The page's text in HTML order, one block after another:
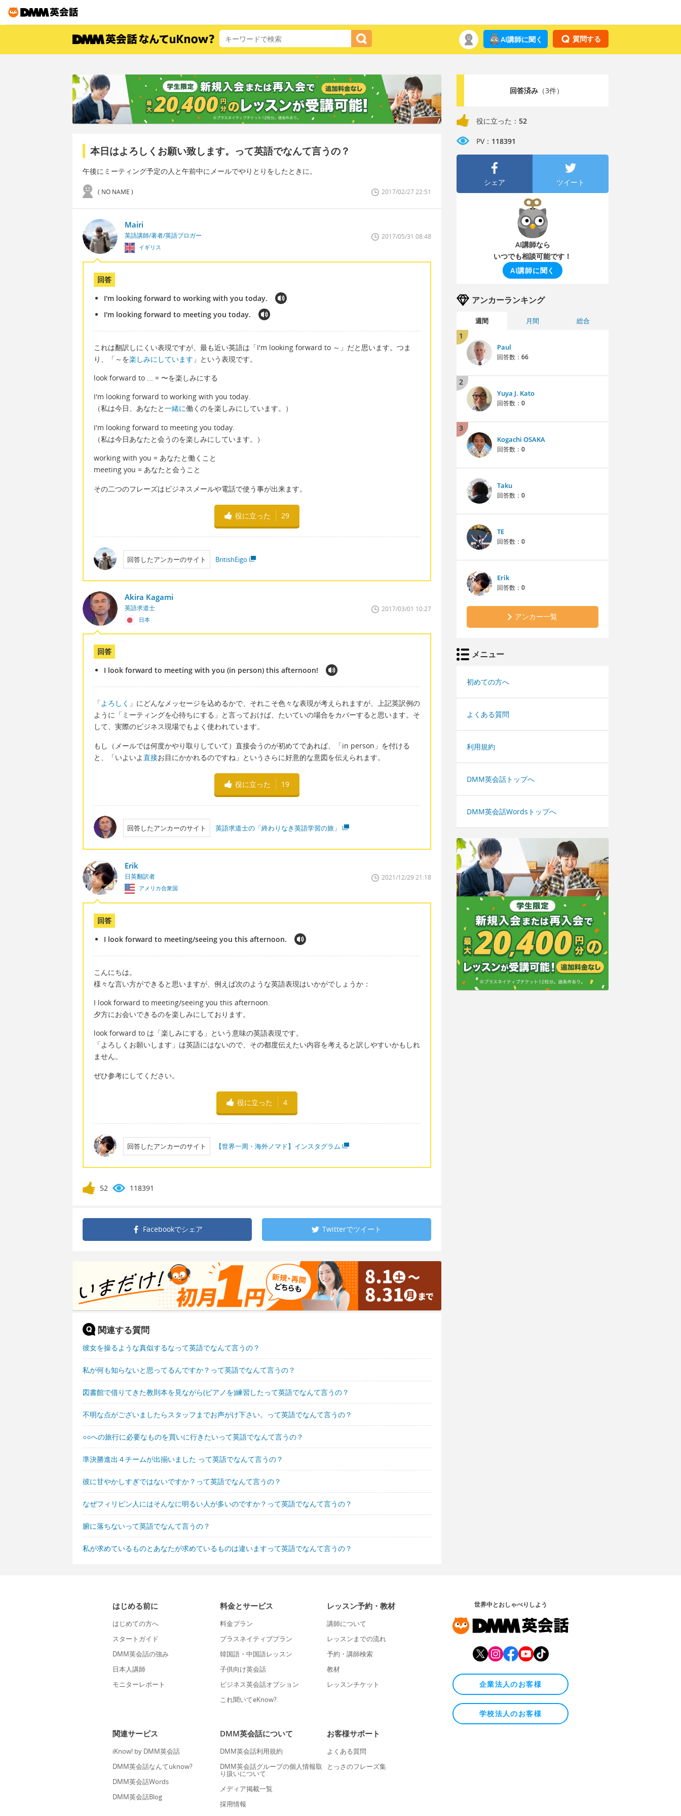
質問する
AI講師に聞く
本日はよろしくお願い致します。って英語でなんて言うの？
午後にミーティング予定の人と午前中にメールでやりとりをしたときに。
( NO NAME ) 2017/02/27 22:51
Mairi
英語講師/著者/英語ブロガー
イギリス
2017/05/31 08:48
回答
I'm looking forward to working with you today.
I'm looking forward to meeting you today.
これは翻訳しにくい表現ですが、最も近い英語は「I'm looking forward to ～」だと思います。つま
り、「～を楽しみにしています 」という表現です。
look forward to ... = 〜を楽しみにする
I'm looking forward to working with you today.
（私は今日、あなたと一緒に働くのを楽しみにしています。）
I'm looking forward to meeting you today.
（私は今日あなたと会うのを楽しみにしています。）
working with you = あなたと働くこと
meeting you = あなたと会うこと
その二つのフレーズはビジネスメールや電話で使う事が出来ます。
役に立った 29
回答したアンカーのサイト BritishEigo
Akira Kagami
英語求道士
日本
2017/03/01 10:27
回答
I look forward to meeting with you (in person) this afternoon!
「よろしく 」にどんなメッセージを込めるかで、それこそ色々な表現が考えられますが、上記英訳例の
ように「ミーティングを心待ちにする」と言っておけば、たいていの場合をカバーすると思います。そ
して、実際のビジネス現場でもよく使われています。
もし（メールでは何度かやり取りしていて）直接会うのが初めてであれば、「in person」を付ける
と、「いよいよ直接お目にかかれるのですね」というさらに好意的な意図を伝えられます。
役に立った 19
回答したアンカーのサイト 英語求道士の「終わりなき英語学習の旅」
Erik
日英翻訳者
アメリカ合衆国
2021/12/29 21:18
回答
I look forward to meeting/seeing you this afternoon.
こんにちは。
様々な言い方ができると思いますが、例えば次のような英語表現はいかがでしょうか：
I look forward to meeting/seeing you this afternoon.
夕方にお会いできるのを楽しみにしております。
look forward to は「楽しみにする」という意味の英語表現です。
「よろしくお願いします」は英語にはないので、その都度伝えたい内容を考えると訳しやすいかもしれ
ません。
ぜひ参考にしてください。
役に立った 4
回答したアンカーのサイト 【世界一周・海外ノマド】インスタグラム
52 118391
Facebookでシェア Twitterでツイート
関連する質問
彼女を操るような真似するなって英語でなんて言うの？
私が何も知らないと思ってるんですか？って英語でなんて言うの？
図書館で借りてきた教則本を見ながら(ピアノを)練習したって英語でなんて言うの？
不明な点がございましたらスタッフまでお声がけ下さい。って英語でなんて言うの？
○○への旅行に必要なものを買いに行きたいって英語でなんて言うの？
準決勝進出４チームが出揃いました って英語でなんて言うの？
彼に甘やかしすぎではないですか？って英語でなんて言うの？
なぜフィリピン人にはそんなに明るい人が多いのですか？って英語でなんて言うの？
腑に落ちないって英語でなんて言うの？
私が求めているものとあなたが求めているものは違いますって英語でなんて言うの？
回答済み（3件）
役に立った： 52
PV： 118391
シェア ツイート
AI講師なら
いつでも相談可能です！
AI講師に聞く
アンカーランキング
週間 月間 総合
1
Paul
回答数： 66
2
Yuya J. Kato
回答数： 0
3
Kogachi OSAKA
回答数： 0
Taku
回答数： 0
TE
回答数： 0
Erik
回答数： 0
アンカー一覧
メニュー
初めての方へ
よくある質問
利用規約
DMM英会話トップへ
DMM英会話Wordsトップへ
はじめる前に
はじめての方へ
スタートガイド
DMM英会話の強み
日本人講師
モニターレポート
料金とサービス
料金プラン
プラスネイティブプラン
韓国語・中国語レッスン
子供向け英会話
ビジネス英会話オプション
これ聞いてeKnow?
レッスン予約・教材
講師について
レッスンまでの流れ
予約・講師検索
教材
レッスンチケット
関連サービス
iKnow! by DMM英会話
DMM英会話なんてuknow?
DMM英会話Words
DMM英会話Blog
DMM英会話について
DMM英会話利用規約
DMM英会話グループの個人情報取
り扱いについて
メディア掲載一覧
採用情報
お客様サポート
よくある質問
とっさのフレーズ集
世界中とおしゃべりしよう
企業法人のお客様
学校法人のお客様